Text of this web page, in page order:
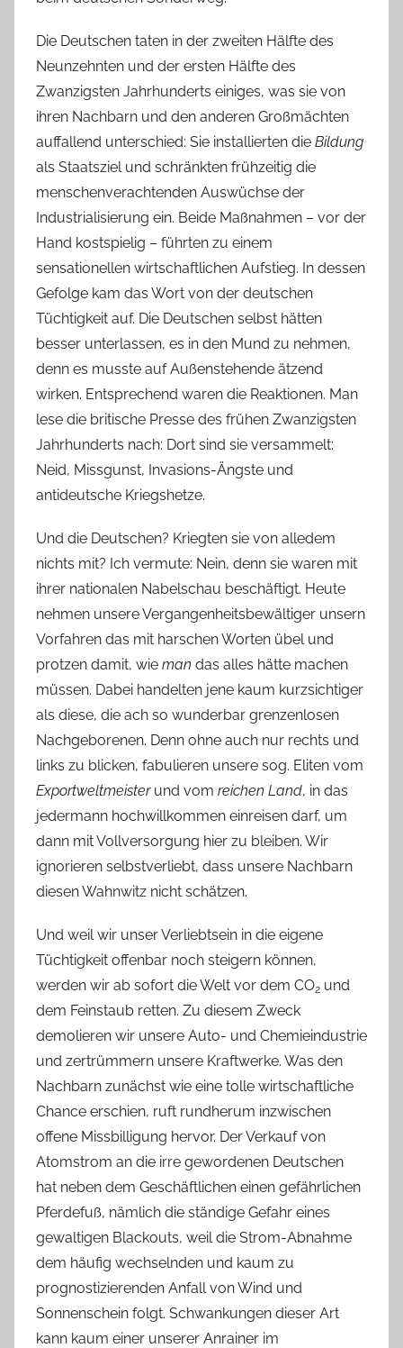
Die Deutschen taten in der zweiten Hälfte des
Neunzehnten und der ersten Hälfte des
Zwanzigsten Jahrhunderts einiges, was sie von
ihren Nachbarn und den anderen Großmächten
auffallend unterschied: Sie installierten die Bildung
als Staatsziel und schränkten frühzeitig die
menschenverachtenden Auswüchse der
Industrialisierung ein. Beide Maßnahmen – vor der
Hand kostspielig – führten zu einem
sensationellen wirtschaftlichen Aufstieg. In dessen
Gefolge kam das Wort von der deutschen
Tüchtigkeit auf. Die Deutschen selbst hätten
besser unterlassen, es in den Mund zu nehmen,
denn es musste auf Außenstehende ätzend
wirken. Entsprechend waren die Reaktionen. Man
lese die britische Presse des frühen Zwanzigsten
Jahrhunderts nach: Dort sind sie versammelt:
Neid, Missgunst, Invasions-Ängste und
antideutsche Kriegshetze.
Und die Deutschen? Kriegten sie von alledem
nichts mit? Ich vermute: Nein, denn sie waren mit
ihrer nationalen Nabelschau beschäftigt. Heute
nehmen unsere Vergangenheitsbewältiger unsern
Vorfahren das mit harschen Worten übel und
protzen damit, wie man das alles hätte machen
müssen. Dabei handelten jene kaum kurzsichtiger
als diese, die ach so wunderbar grenzenlosen
Nachgeborenen. Denn ohne auch nur rechts und
links zu blicken, fabulieren unsere sog. Eliten vom
Exportweltmeisterund vom reichen Land, in das
jedermann hochwillkommen einreisen darf, um
dann mit Vollversorgung hier zu bleiben. Wir
ignorieren selbstverliebt, dass unsere Nachbarn
diesen Wahnwitz nicht schätzen.
Und weil wir unser Verliebtsein in die eigene
Tüchtigkeit offenbar noch steigern können,
werden wir ab sofort die Welt vor dem CO2 und
dem Feinstaub retten. Zu diesem Zweck
demolieren wir unsere Auto- und Chemieindustrie
und zertrümmern unsere Kraftwerke. Was den
Nachbarn zunächst wie eine tolle wirtschaftliche
Chance erschien, ruft rundherum inzwischen
offene Missbilligung hervor. Der Verkauf von
Atomstrom an die irre gewordenen Deutschen
hat neben dem Geschäftlichen einen gefährlichen
Pferdefuß, nämlich die ständige Gefahr eines
gewaltigen Blackouts, weil die Strom-Abnahme
dem häufig wechselnden und kaum zu
prognostizierenden Anfall von Wind und
Sonnenschein folgt. Schwankungen dieser Art
kann kaum einer unserer Anrainer im